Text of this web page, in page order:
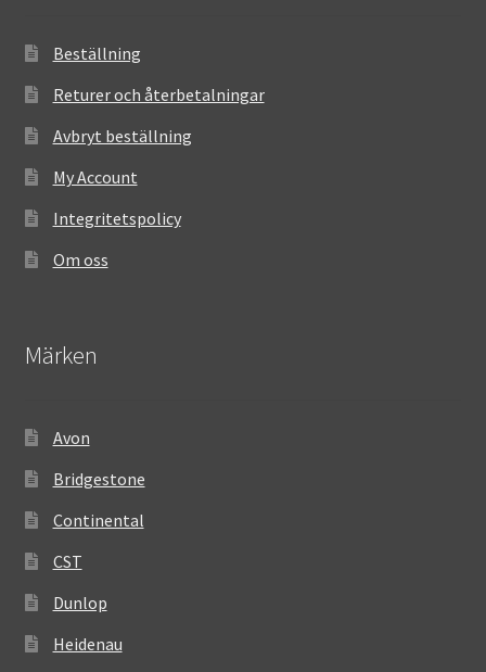
Beställning
Returer och återbetalningar
Avbryt beställning
My Account
Integritetspolicy
Om oss
Märken
Avon
Bridgestone
Continental
CST
Dunlop
Heidenau